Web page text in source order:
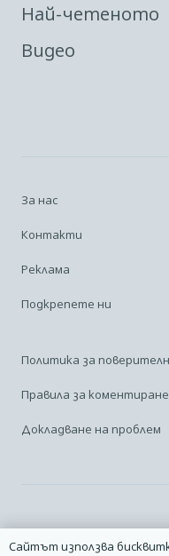
Най-четеното
Видео
За нас
Контакти
Реклама
Подкрепете ни
Политика за
Правила за коментиране
Докладване на проблем
Linkedin
Сайтът използва